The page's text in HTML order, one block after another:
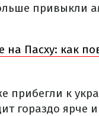
привыкли
Пасху: как
прибегли к
гораздо ярче